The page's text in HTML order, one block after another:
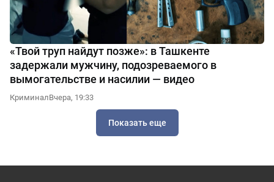
«Твой труп найдут позже»: в Ташкенте
задержали мужчину, подозреваемого в
вымогательстве и насилии — видео
КриминалВчера, 19:33
Показать еще